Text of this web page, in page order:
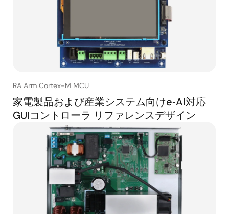
RA Arm Cortex-M MCU
家電製品および産業システム向けe‑AI対応
GUIコントローラ リファレンスデザイン